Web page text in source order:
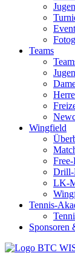
Teams
Wingfield
Drill-
LK-
Tennis-
Sponsoren